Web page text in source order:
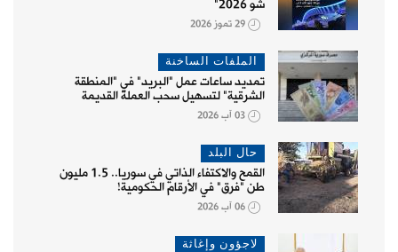
شو 2026"
29 تموز 2026
الملفات الساخنة
تمديد ساعات عمل "البريد" في "المنطقة
الشرقية" لتسهيل سحب العملة القديمة
03 آب 2026
حال البلد
القمح والاكتفاء الذاتي في سوريا.. 1.5 مليون
طن "فرق" في الأرقام الحكومية!
06 آب 2026
لاجؤون وإغاثة